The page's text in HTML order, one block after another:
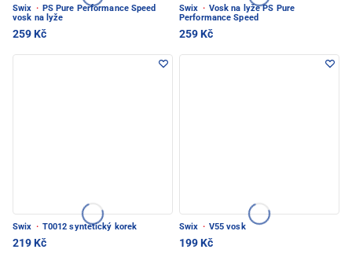
Swix · PS Pure Performance Speed
vosk na lyže
259 Kč
Swix · Vosk na lyže PS Pure
Performance Speed
259 Kč
Swix · T0012 syntetický korek
219 Kč
Swix · V55 vosk
199 Kč